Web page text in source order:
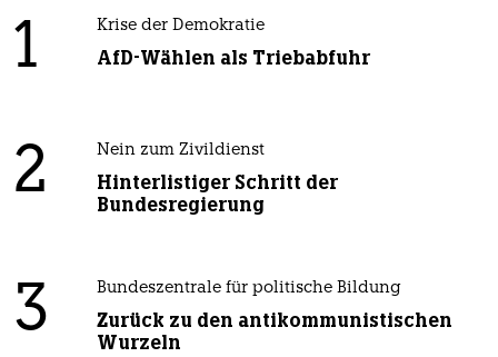
1 Krise der Demokratie
AfD-Wählen als Triebabfuhr
2 Nein zum Zivildienst
Hinterlistiger Schritt der
Bundesregierung
3 Bundeszentrale für politische Bildung
Zurück zu den antikommunistischen
Wurzeln